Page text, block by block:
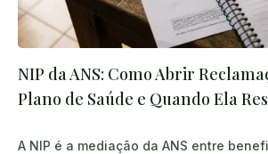
NIP da ANS: Como Abrir
Plano de Saúde e Quando Ela
A NIP é a mediação da ANS entre